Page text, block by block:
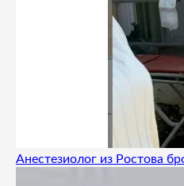
Анестезиолог из Ростова